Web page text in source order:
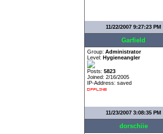
11/22/2007 9:27:23 PM
Garfield
Group: Administrator
Level: Hygieneangler
Posts: 5823
Joined: 2/16/2005
IP-Address: saved
11/23/2007 3:08:35 PM
dorschiie